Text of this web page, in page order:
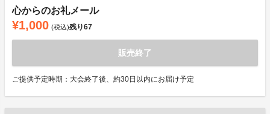
心からのお礼メール
¥1,000 (税込)残り67
販売終了
ご提供予定時期：大会終了後、約30日以内にお届け予定